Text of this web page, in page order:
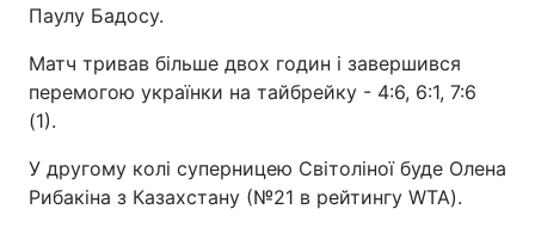
Паулу Бадосу.
Матч тривав більше двох годин і завершився
перемогою українки на тайбрейку - 4:6, 6:1, 7:6
(1).
У другому колі суперницею Світоліної буде Олена
Рибакіна з Казахстану (№21 в рейтингу WTA).